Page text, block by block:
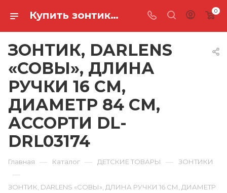
Купить зонтик, darlens «совы», длина ручки 16 см, диаметр 84 см, ассорти DL-DRL03174 в Ростове-на-Дону 0
ЗОНТИК, DARLENS
«СОВЫ», ДЛИНА
РУЧКИ 16 СМ,
ДИАМЕТР 84 СМ,
АССОРТИ DL-
DRL03174
Главная — Каталог — ДЕТСКИЕ ТОВАРЫ — ЗОНТИКИ
—
ЗОНТИК, DARLENS «СОВЫ», ДЛИНА РУЧКИ 16 СМ, ДИАМЕТР